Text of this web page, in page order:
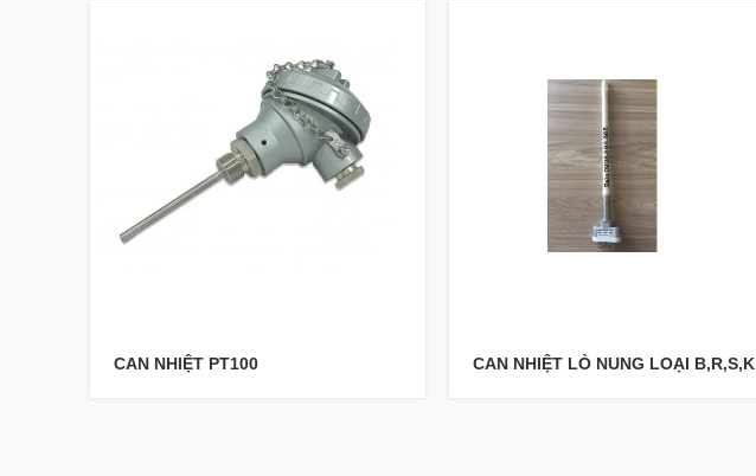
CAN NHIỆT PT100 CAN NHIỆT LÒ NUNG LOẠI B,R,S,K